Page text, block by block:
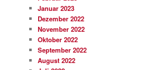
Januar 2023
Dezember 2022
November 2022
Oktober 2022
September 2022
August 2022